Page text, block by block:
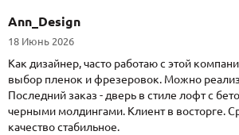
Ann_Design
18 Июнь 2026
Как дизайнер, часто работаю с этой
выбор пленок и фрезеровок. Можно
Последний заказ - дверь в стиле лофт с
черными молдингами. Клиент в восторге.
качество стабильное.